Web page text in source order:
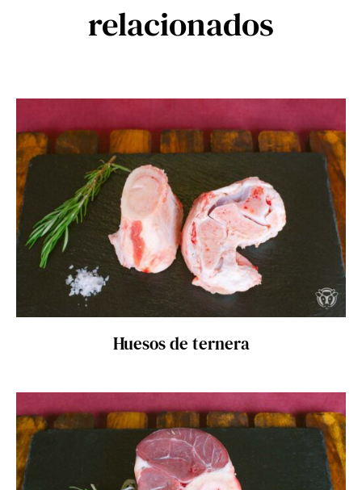
relacionados
SELECT OPTIONS / DETAILS
Huesos de ternera